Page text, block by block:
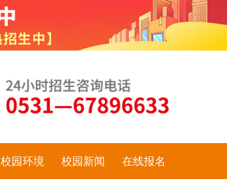
校园环境 校园新闻 在线报名